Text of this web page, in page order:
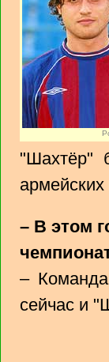
"Шахтёр"
– В этом
–
сейчас и